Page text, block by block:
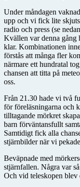
Under måndagen
upp och vi fick lite
radio och press (se
Kvällen var denna gång
klar. Kombina­tionen
förstås att många fler
närmare ett hundratal
chansen att titta på
oss.
Från 21.30 hade vi två
för föreläsningarna och
tilltagande mörkret
barn förväntansfullt
Samtidigt fick alla
stjärnbilder när vi
Beväpnade med
stjärnfallen. Några var
Och vid teleskopen blev